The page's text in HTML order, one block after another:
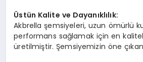
Üstün Kalite ve Dayanıklılık:
Akbrella şemsiyeleri, uzun ömürlü
performans sağlamak için en
üretilmiştir. Şemsiyemizin öne